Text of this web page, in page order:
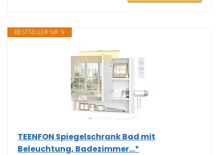
BESTSELLER NR. 9
TEENFON Spiegelschrank Bad mit
Beleuchtung, Badezimmer...*